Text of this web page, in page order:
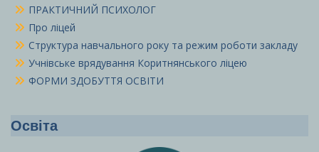
ПРАКТИЧНИЙ ПСИХОЛОГ
Про ліцей
Структура навчального року та режим роботи закладу
Учнівське врядування Коритнянського ліцею
ФОРМИ ЗДОБУТТЯ ОСВІТИ
Освіта